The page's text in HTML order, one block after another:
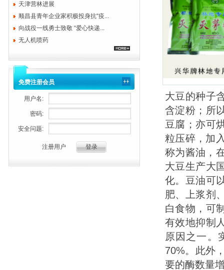
天津营林进展
顺昌县青年企业家积极投身抗“疫...
向战役一线勇士致敬 “爱心快递...
无人机喷药
免费注册会员
用户名:
密码:
安全问题:
注册用户
大豆的种子
含淀粉；所
豆腐；亦可
粒压碎，加
称为酱油，
大豆生产大
化。豆油可
肥、上浆剂
白食物，可
有效地抑制
原因之一。
70%。此外
要的酶数量